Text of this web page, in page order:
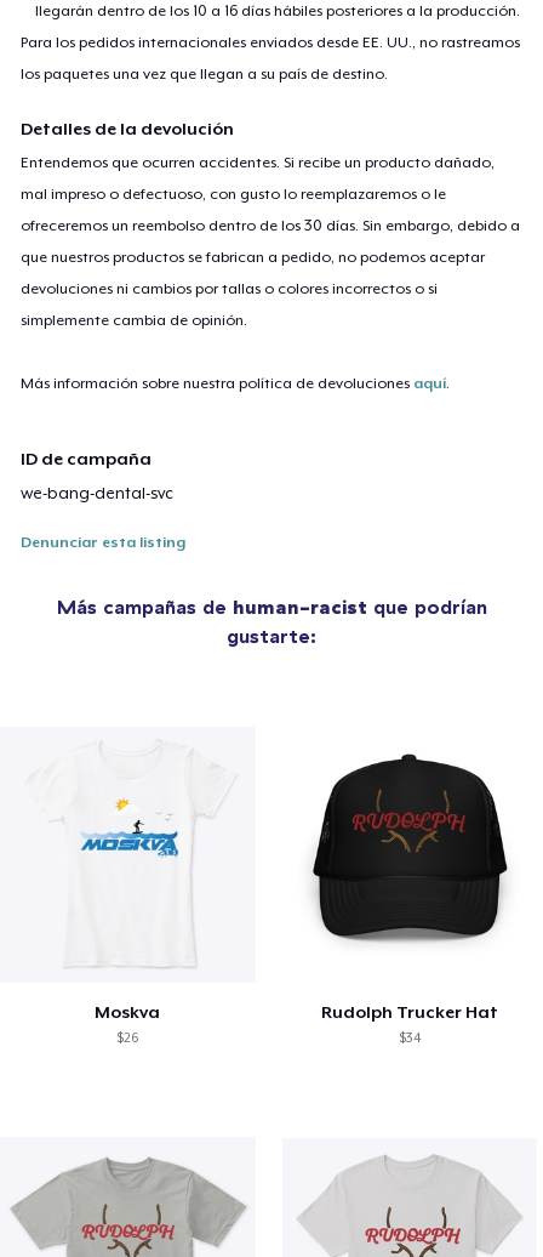
llegarán dentro de los 10 a 16 días hábiles posteriores a la producción.
Para los pedidos internacionales enviados desde EE. UU., no rastreamos
los paquetes una vez que llegan a su país de destino.
Detalles de la devolución
Entendemos que ocurren accidentes. Si recibe un producto dañado,
mal impreso o defectuoso, con gusto lo reemplazaremos o le
ofreceremos un reembolso dentro de los 30 días. Sin embargo, debido a
que nuestros productos se fabrican a pedido, no podemos aceptar
devoluciones ni cambios por tallas o colores incorrectos o si
simplemente cambia de opinión.
Más información sobre nuestra política de devoluciones aquí.
ID de campaña
we-bang-dental-svc
Denunciar esta listing
Más campañas de human-racist que podrían
gustarte:
Moskva
$26
Rudolph Trucker Hat
$34